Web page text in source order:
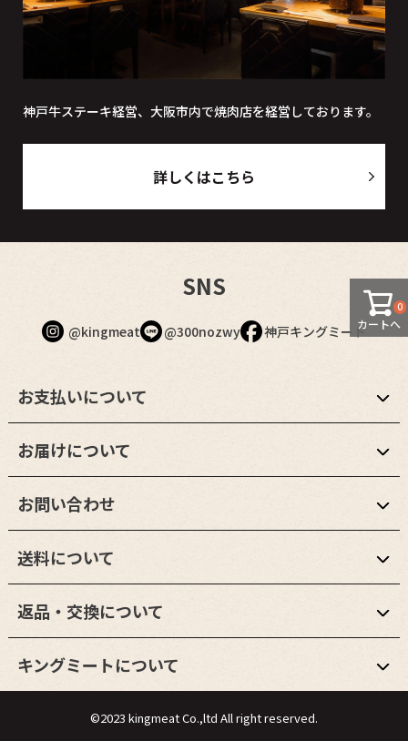
カートへ
0
神戸牛ステーキ経営、大阪市内で焼肉店を経営しております。
詳しくはこちら
SNS
@kingmeat @300nozwy 神戸キングミート
お支払いについて
お届けについて
お問い合わせ
送料について
返品・交換について
キングミートについて
©2023 kingmeat Co.,ltd All right reserved.